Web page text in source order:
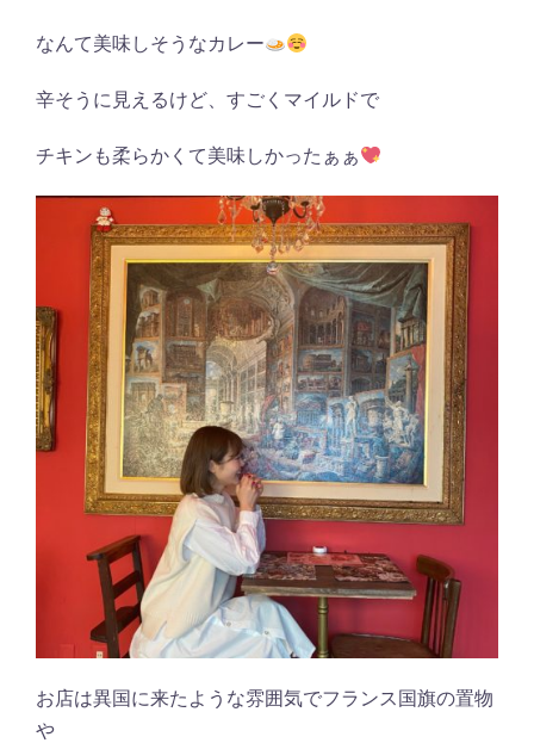
なんて美味しそうなカレー
辛そうに見えるけど、すごくマイルドで
チキンも柔らかくて美味しかったぁぁ
お店は異国に来たような雰囲気でフランス国旗の置物
や